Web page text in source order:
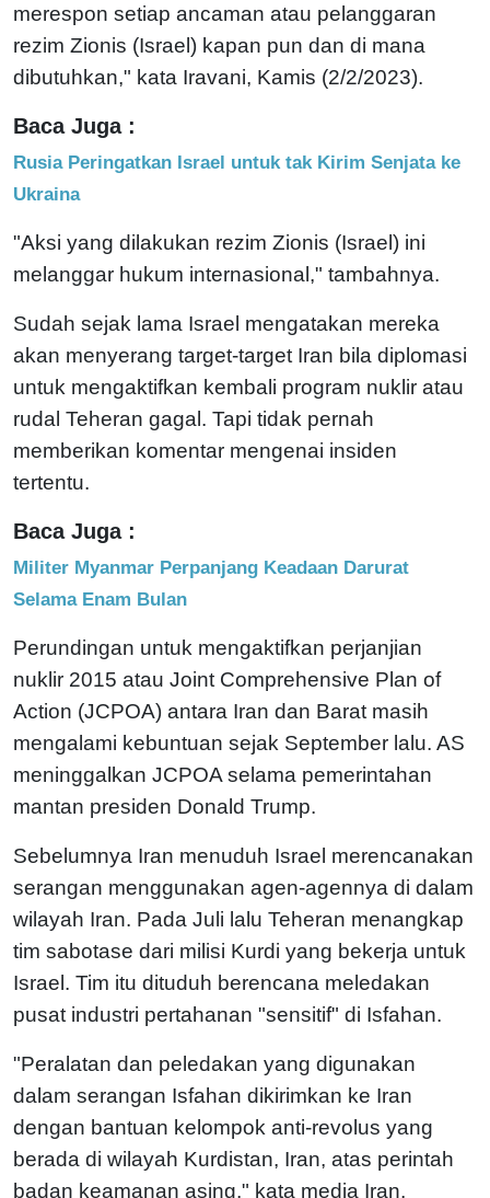
merespon setiap ancaman atau pelanggaran
rezim Zionis (Israel) kapan pun dan di mana
dibutuhkan," kata Iravani, Kamis (2/2/2023).
Baca Juga :
Rusia Peringatkan Israel untuk tak Kirim Senjata ke
Ukraina
"Aksi yang dilakukan rezim Zionis (Israel) ini
melanggar hukum internasional," tambahnya.
Sudah sejak lama Israel mengatakan mereka
akan menyerang target-target Iran bila diplomasi
untuk mengaktifkan kembali program nuklir atau
rudal Teheran gagal. Tapi tidak pernah
memberikan komentar mengenai insiden
tertentu.
Baca Juga :
Militer Myanmar Perpanjang Keadaan Darurat
Selama Enam Bulan
Perundingan untuk mengaktifkan perjanjian
nuklir 2015 atau Joint Comprehensive Plan of
Action (JCPOA) antara Iran dan Barat masih
mengalami kebuntuan sejak September lalu. AS
meninggalkan JCPOA selama pemerintahan
mantan presiden Donald Trump.
Sebelumnya Iran menuduh Israel merencanakan
serangan menggunakan agen-agennya di dalam
wilayah Iran. Pada Juli lalu Teheran menangkap
tim sabotase dari milisi Kurdi yang bekerja untuk
Israel. Tim itu dituduh berencana meledakan
pusat industri pertahanan "sensitif" di Isfahan.
"Peralatan dan peledakan yang digunakan
dalam serangan Isfahan dikirimkan ke Iran
dengan bantuan kelompok anti-revolus yang
berada di wilayah Kurdistan, Iran, atas perintah
badan keamanan asing," kata media Iran,